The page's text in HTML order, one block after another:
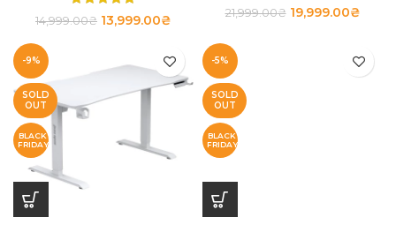
14,999.00₴ 13,999.00₴ 21,999.00₴ 19,999.00₴
-9%
SOLD
OUT
-5%
SOLD
OUT